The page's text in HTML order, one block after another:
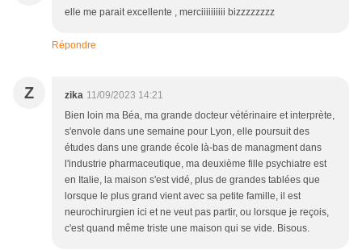
elle me parait excellente , merciiiiiiiiii bizzzzzzzz
Répondre
Z zika 11/09/2023 14:21
Bien loin ma Béa, ma grande docteur vétérinaire et interprète,
s'envole dans une semaine pour Lyon, elle poursuit des
études dans une grande école là-bas de managment dans
l'industrie pharmaceutique, ma deuxième fille psychiatre est
en Italie, la maison s'est vidé, plus de grandes tablées que
lorsque le plus grand vient avec sa petite famille, il est
neurochirurgien ici et ne veut pas partir, ou lorsque je reçois,
c'est quand même triste une maison qui se vide. Bisous.